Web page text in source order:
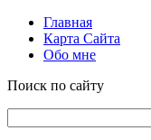
Главная
Карта Сайта
Обо мне
Поиск по сайту